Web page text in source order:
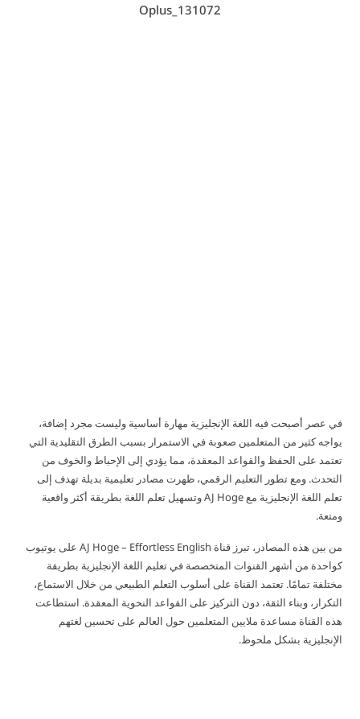
Oplus_131072
في عصر أصبحت فيه اللغة الإنجليزية مهارة أساسية وليست مجرد إضافة،
يواجه كثير من المتعلمين صعوبة في الاستمرار بسبب الطرق التقليدية التي
تعتمد على الحفظ والقواعد المعقدة، مما يؤدي إلى الإحباط والخوف من
التحدث. ومع تطور التعليم الرقمي، ظهرت مصادر تعليمية بديلة تهدف إلى
تعلم اللغة الإنجليزية مع AJ Hoge وتسهيل تعلم اللغة بطريقة أكثر واقعية
ومتعة.
من بين هذه المصادر، تبرز قناة AJ Hoge – Effortless English على يوتيوب
كواحدة من أشهر القنوات المتخصصة في تعليم اللغة الإنجليزية بطريقة
مختلفة تمامًا. تعتمد القناة على أسلوب التعلم الطبيعي من خلال الاستماع،
التكرار، وبناء الثقة، دون التركيز على القواعد النحوية المعقدة. استطاعت
هذه القناة مساعدة ملايين المتعلمين حول العالم على تحسين لغتهم
الإنجليزية بشكل ملحوظ.